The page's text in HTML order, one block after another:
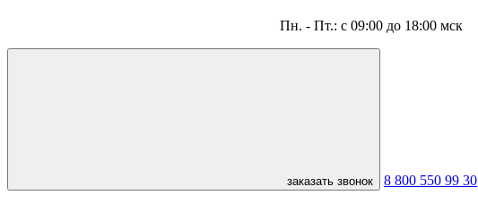
Пн. - Пт.: с 09:00 до 18:00 мск
заказать звонок 8 800 550 99 30